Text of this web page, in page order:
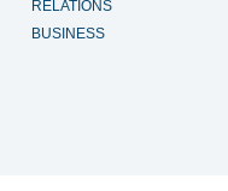
RELATIONS
BUSINESS